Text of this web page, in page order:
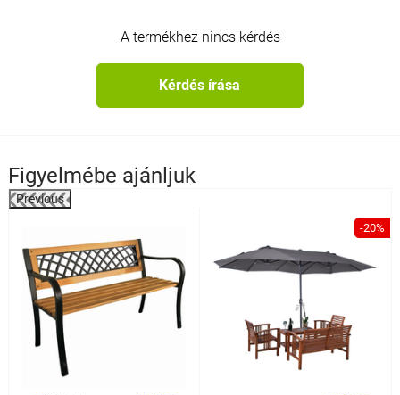
A termékhez nincs kérdés
Kérdés írása
Figyelmébe ajánljuk
Previous
-20%